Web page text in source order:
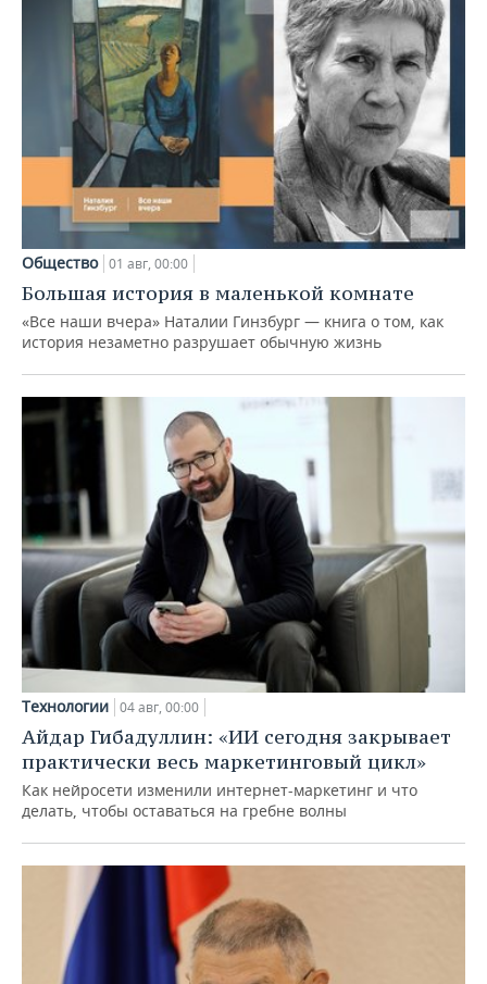
Общество 01 авг, 00:00
Большая история в маленькой комнате
«Все наши вчера» Наталии Гинзбург — книга о том, как
история незаметно разрушает обычную жизнь
Технологии 04 авг, 00:00
Айдар Гибадуллин: «ИИ сегодня закрывает
практически весь маркетинговый цикл»
Как нейросети изменили интернет-маркетинг и что
делать, чтобы оставаться на гребне волны